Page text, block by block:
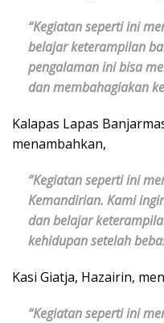
“Kegiatan seperti ini
belajar keterampilan
pengalaman ini bisa
dan membahagiakan
Kalapas Lapas
menambahkan,
“Kegiatan seperti ini
Kemandirian. Kami
dan belajar
kehidupan setelah
Kasi Giatja, Hazairin,
“Kegiatan seperti ini